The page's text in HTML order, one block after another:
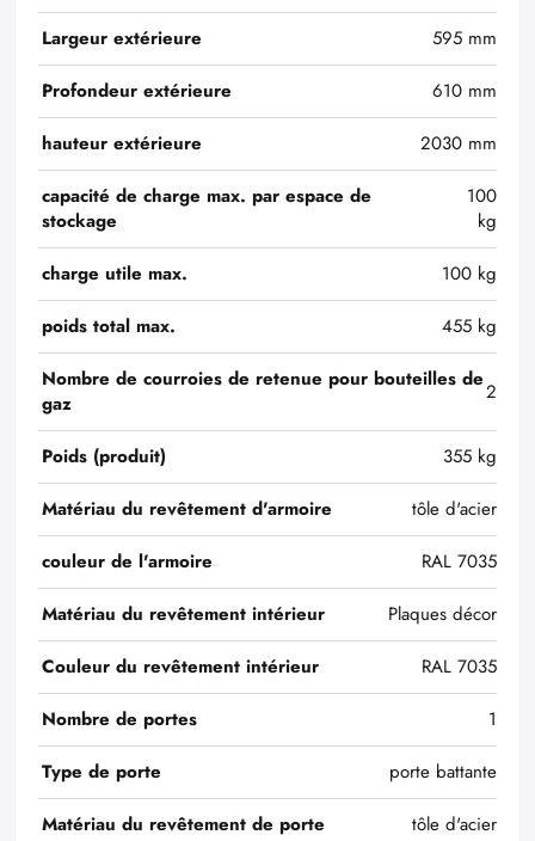
Largeur extérieure
595 mm
Profondeur extérieure
610 mm
hauteur extérieure
2030 mm
capacité de charge max. par espace de
stockage
100
kg
charge utile max.
100 kg
poids total max.
455 kg
Nombre de courroies de retenue pour bouteilles de
gaz
2
Poids (produit)
355 kg
Matériau du revêtement d'armoire
tôle d'acier
couleur de l'armoire
RAL 7035
Matériau du revêtement intérieur
Plaques décor
Couleur du revêtement intérieur
RAL 7035
Nombre de portes
1
Type de porte
porte battante
Matériau du revêtement de porte
tôle d'acier